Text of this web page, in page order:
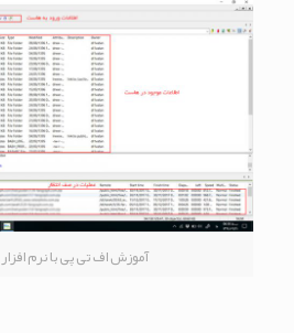
آموزش اف تی پی با نرم افزار CuteFTP